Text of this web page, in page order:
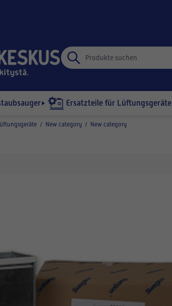
Ersatzteile für Lüftungsgeräte
/ New category / New category